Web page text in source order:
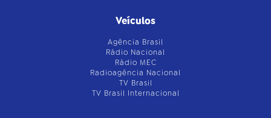
Veículos
Agência Brasil
Rádio Nacional
Rádio MEC
Radioagência Nacional
TV Brasil
TV Brasil Internacional